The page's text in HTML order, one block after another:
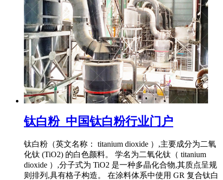
钛白粉_中国钛白粉行业门户
钛白粉（英文名称： titanium dioxide ）,主要成分为二氧
化钛 (TiO2) 的白色颜料。 学名为二氧化钛（ titanium
dioxide ）,分子式为 TiO2 是一种多晶化合物,其质点呈规
则排列,具有格子构造。 在涂料体系中使用 GR 复合钛白